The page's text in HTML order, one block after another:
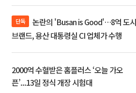
단독
브랜드, 용산 대통령실 CI 업체가 수행
2000억 수혈받은 홈플러스 ‘오늘 가오
픈’...13일 정식 개장 시험대